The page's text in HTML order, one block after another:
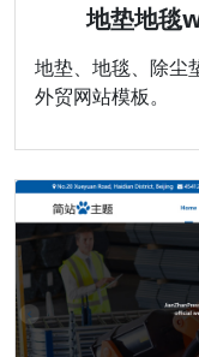
地垫地毯
地垫、地毯、除
外贸网站模板。